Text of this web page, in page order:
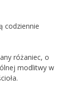
codziennie
różaniec, o
modlitwy w